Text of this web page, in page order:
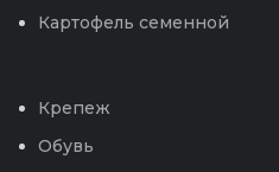
Картофель семенной
Крепеж
Обувь